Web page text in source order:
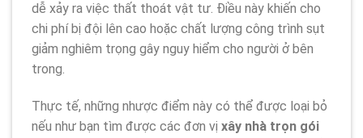
dễ xảy ra việc thất thoát vật tư. Điều này khiến cho
chi phí bị đội lên cao hoặc chất lượng công trình sụt
giảm nghiêm trọng gây nguy hiểm cho người ở bên
trong.
Thực tế, những nhược điểm này có thể được loại bỏ
nếu như bạn tìm được các đơn vị xây nhà trọn gói